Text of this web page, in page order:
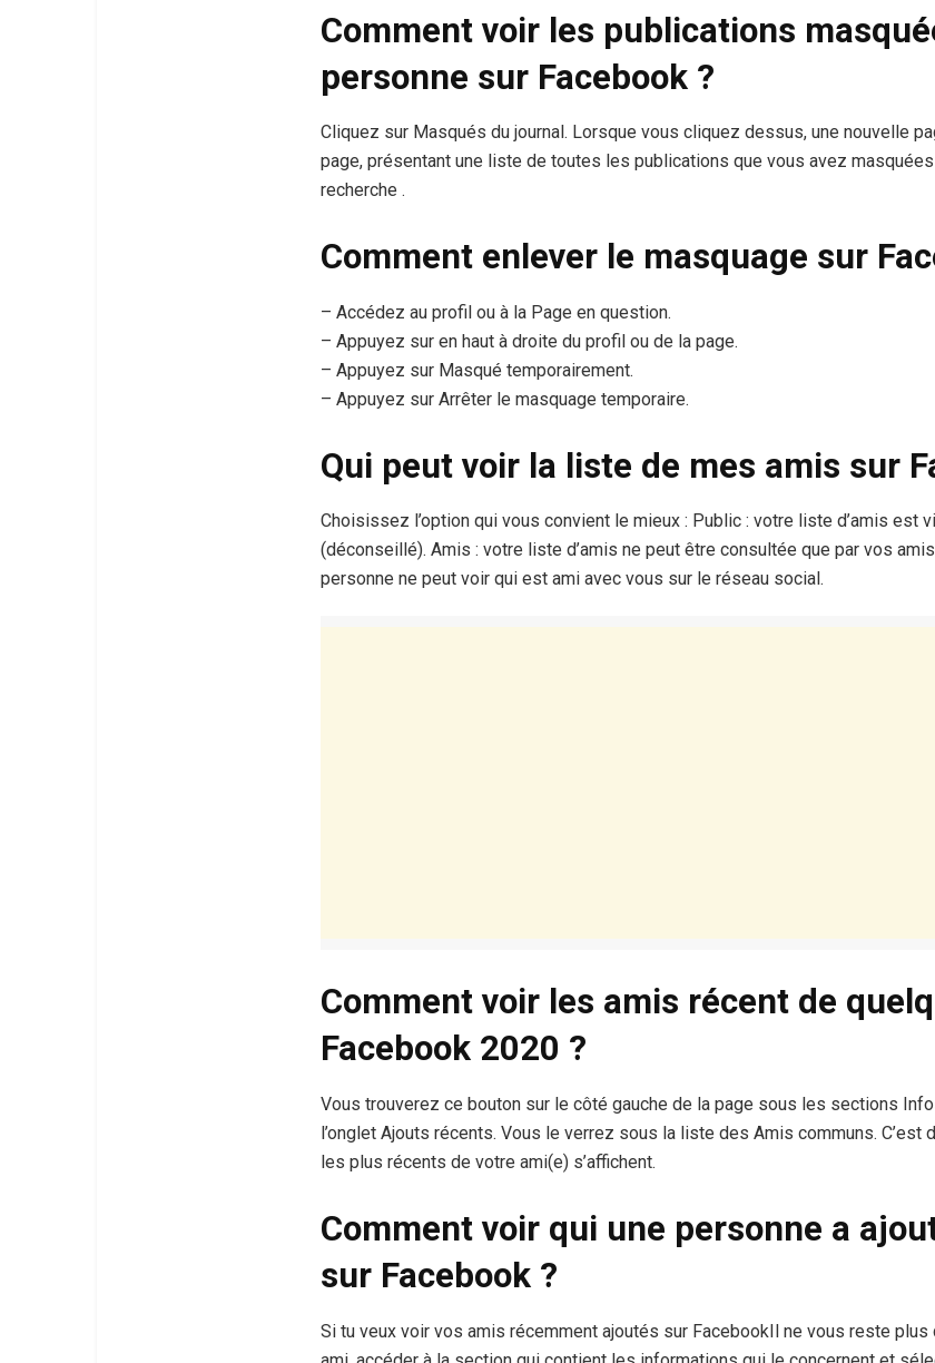
Comment voir les publications
personne sur Facebook ?
Cliquez sur Masqués du journal. Lorsque vous cliquez dessus, une nouvelle
page, présentant une liste de toutes les publications que vous avez
recherche .
Comment enlever le masquage sur
– Accédez au profil ou à la Page en question.
– Appuyez sur en haut à droite du profil ou de la page.
– Appuyez sur Masqué temporairement.
– Appuyez sur Arrêter le masquage temporaire.
Qui peut voir la liste de mes amis sur
Choisissez l’option qui vous convient le mieux : Public : votre liste d’amis est
(déconseillé). Amis : votre liste d’amis ne peut être consultée que par vos
personne ne peut voir qui est ami avec vous sur le réseau social.
Comment voir les amis récent de
Facebook 2020 ?
Vous trouverez ce bouton sur le côté gauche de la page sous les sections
l’onglet Ajouts récents. Vous le verrez sous la liste des Amis communs. C’est
les plus récents de votre ami(e) s’affichent.
Comment voir qui une personne a
sur Facebook ?
Si tu veux voir vos amis récemment ajoutés sur FacebookIl ne vous reste plus